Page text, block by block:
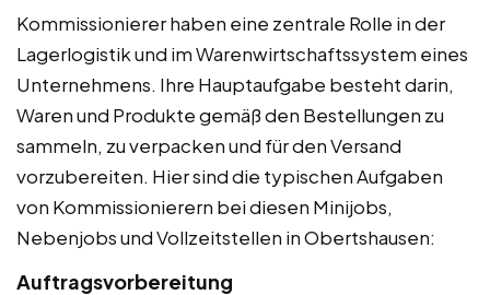
Kommissionierer haben eine zentrale Rolle in der
Lagerlogistik und im Warenwirtschaftssystem eines
Unternehmens. Ihre Hauptaufgabe besteht darin,
Waren und Produkte gemäß den Bestellungen zu
sammeln, zu verpacken und für den Versand
vorzubereiten. Hier sind die typischen Aufgaben
von Kommissionierern bei diesen Minijobs,
Nebenjobs und Vollzeitstellen in Obertshausen:
Auftragsvorbereitung